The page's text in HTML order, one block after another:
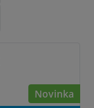
Novinka